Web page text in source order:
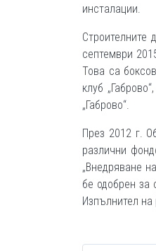
инсталации.
Строителните
септември
Това са
клуб
„Габрово“.
През 2012 г.
различни
„Внедряване
бе одобрен
Изпълнител